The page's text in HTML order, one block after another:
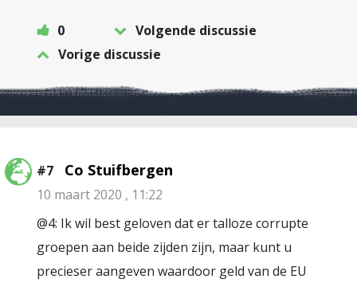
0
Volgende discussie
Vorige discussie
#7 Co Stuifbergen
10 maart 2020 , 11:22
@4: Ik wil best geloven dat er talloze corrupte
groepen aan beide zijden zijn, maar kunt u
precieser aangeven waardoor geld van de EU